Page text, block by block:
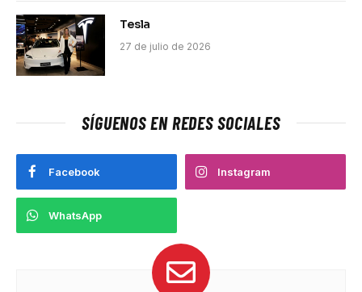
Tesla
27 de julio de 2026
SÍGUENOS EN REDES SOCIALES
Facebook Instagram
WhatsApp